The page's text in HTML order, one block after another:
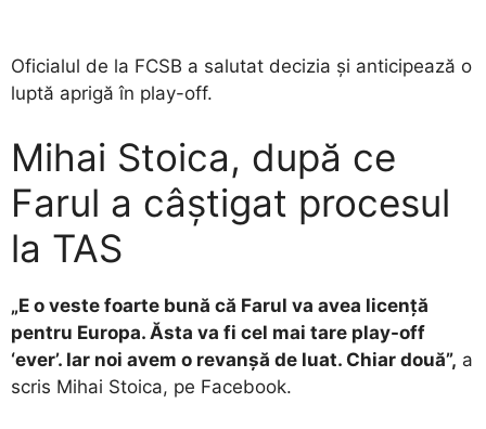
Oficialul de la FCSB a salutat decizia și anticipează o
luptă aprigă în play-off.
Mihai Stoica, după ce
Farul a câștigat procesul
la TAS
„E o veste foarte bună că Farul va avea licență
pentru Europa. Ăsta va fi cel mai tare play-off
‘ever’. Iar noi avem o revanșă de luat. Chiar două”, a
scris Mihai Stoica, pe Facebook.